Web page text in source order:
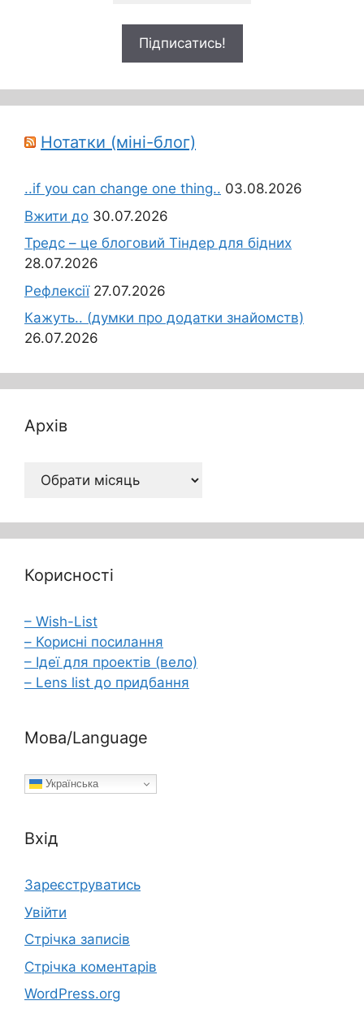
Нотатки (міні-блог)
..if you can change one thing.. 03.08.2026
Вжити до 30.07.2026
Тредс – це блоговий Тіндер для бідних
28.07.2026
Рефлексії 27.07.2026
Кажуть.. (думки про додатки знайомств)
26.07.2026
Архів
Архів
Корисності
– Wish-List
– Корисні посилання
– Ідеї для проектів (вело)
– Lens list до придбання
Мова/Language
Українська
Вхід
Зареєструватись
Увійти
Стрічка записів
Стрічка коментарів
WordPress.org